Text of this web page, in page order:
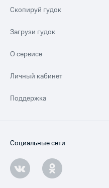
Скопируй гудок
Загрузи гудок
О сервисе
Личный кабинет
Поддержка
Социальные сети